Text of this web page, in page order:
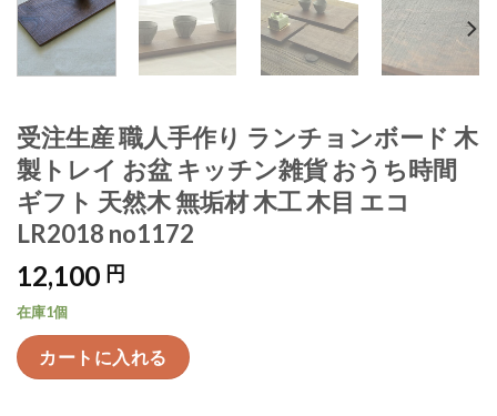
受注生産 職人手作り ランチョンボード 木
製トレイ お盆 キッチン雑貨 おうち時間
ギフト 天然木 無垢材 木工 木目 エコ
LR2018 no1172
12,100 円
在庫1個
カートに入れる